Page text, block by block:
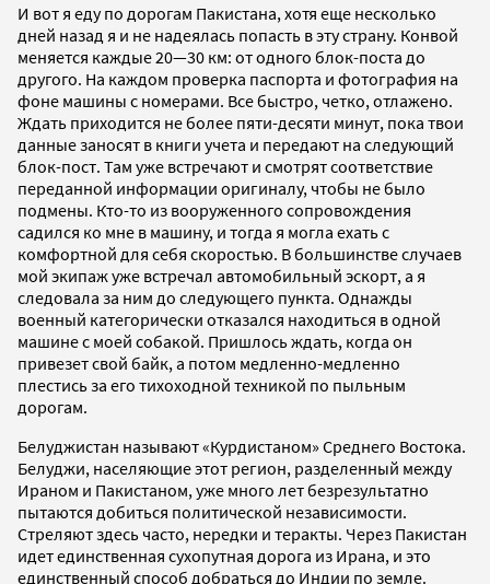
И вот я еду по дорогам Пакистана, хотя еще несколько
дней назад я и не надеялась попасть в эту страну. Конвой
меняется каждые 20—30 км: от одного блок-поста до
другого. На каждом проверка паспорта и фотография на
фоне машины с номерами. Все быстро, четко, отлажено.
Ждать приходится не более пяти-десяти минут, пока твои
данные заносят в книги учета и передают на следующий
блок-пост. Там уже встречают и смотрят соответствие
переданной информации оригиналу, чтобы не было
подмены. Кто-то из вооруженного сопровождения
садился ко мне в машину, и тогда я могла ехать с
комфортной для себя скоростью. В большинстве случаев
мой экипаж уже встречал автомобильный эскорт, а я
следовала за ним до следующего пункта. Однажды
военный категорически отказался находиться в одной
машине с моей собакой. Пришлось ждать, когда он
привезет свой байк, а потом медленно-медленно
плестись за его тихоходной техникой по пыльным
дорогам.
Белуджистан называют «Курдистаном» Среднего Востока.
Белуджи, населяющие этот регион, разделенный между
Ираном и Пакистаном, уже много лет безрезультатно
пытаются добиться политической независимости.
Стреляют здесь часто, нередки и теракты. Через Пакистан
идет единственная сухопутная дорога из Ирана, и это
единственный способ добраться до Индии по земле.